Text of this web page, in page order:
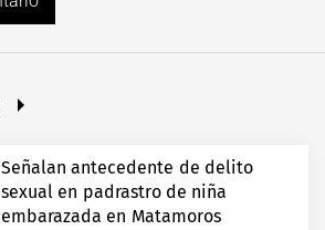
Señalan antecedente de delito
sexual en padrastro de niña
embarazada en Matamoros